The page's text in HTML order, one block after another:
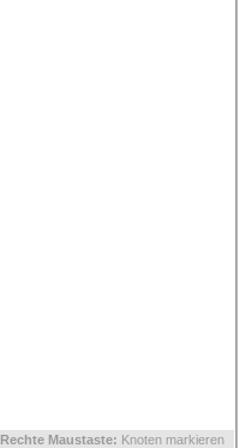
Rechte Maustaste: Knoten markieren